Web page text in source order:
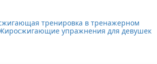
тренировка в тренажерном
упражнения для девушек